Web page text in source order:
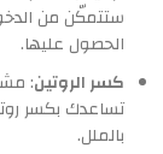
ستتمكّن من
الحصول عليها.
كسر الروتين:
تساعدك بكسر
بالملل.